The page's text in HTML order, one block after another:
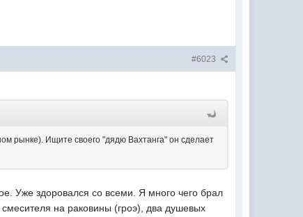
#6023
рынке). Ищите своего "дядю Вахтанга" он сделает
Уже здоровался со всеми. Я много чего брал
на раковины (гроэ), два душевых